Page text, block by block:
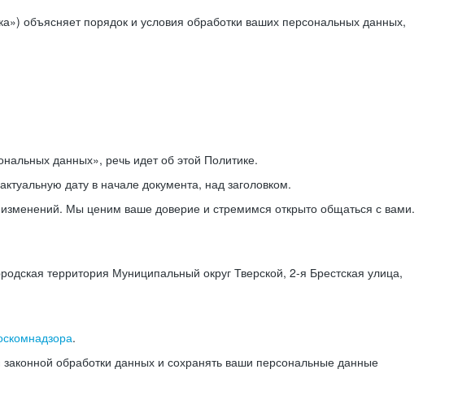
объясняет порядок и условия обработки ваших персональных данных,
данных», речь идет об этой Политике.
дату в начале документа, над заголовком.
Мы ценим ваше доверие и стремимся открыто общаться с вами.
территория Муниципальный округ Тверской, 2-я Брестская улица,
.
обработки данных и сохранять ваши персональные данные